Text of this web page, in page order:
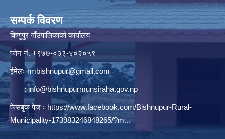
सम्पर्क विवरण
विष्णुपुर गाँउपालिकाको कार्यालय
फोन नं. ‍‍+९७७-०३३-४०२०५९
ईमेलःrmbishnupur@gmail.com
:info@bishnupurmunsiraha.gov.np
फेसबुक पेज ः https://www.facebook.com/Bishnupur-Rural-
Municipality-173983246848265/?m...